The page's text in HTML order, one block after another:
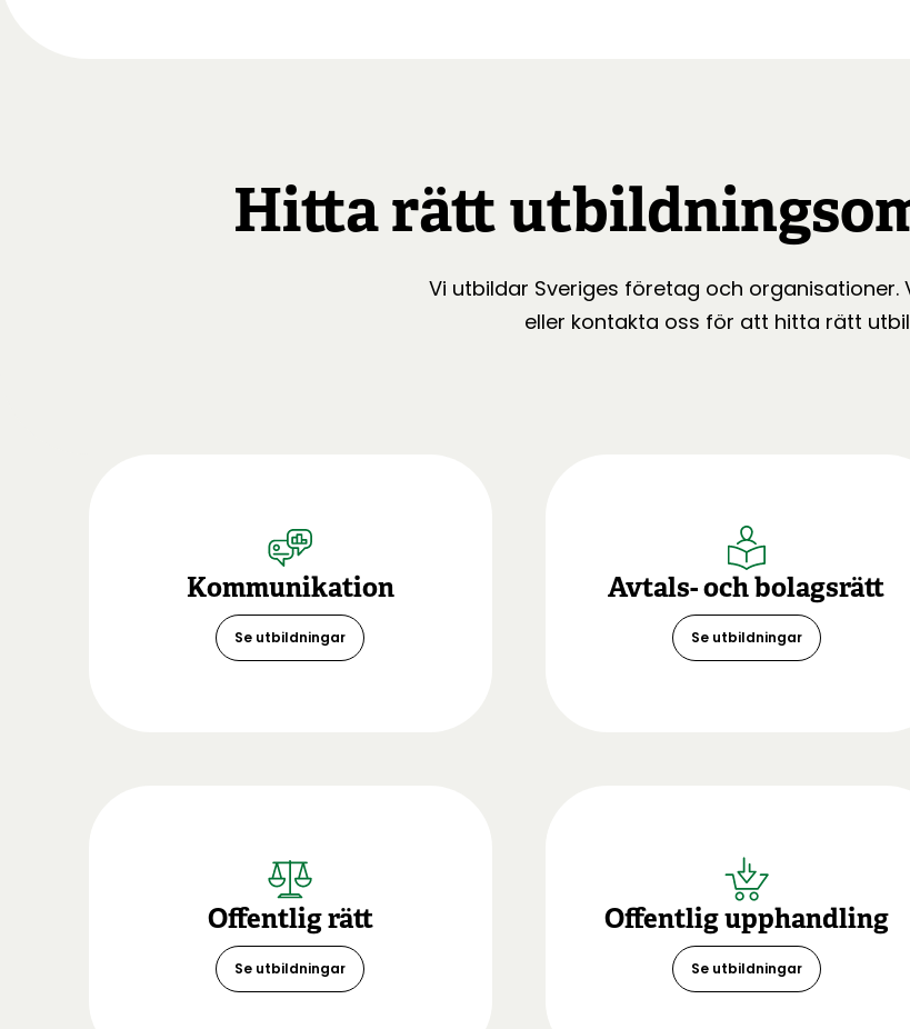
Hitta rätt
Vi utbildar Sveriges företag och organisationer.
eller kontakta oss för att hitta rätt
Kommunikation
Se utbildningar
Avtals- och bolagsrätt
Se utbildningar
Offentlig rätt
Se utbildningar
Offentlig upphandling
Se utbildningar